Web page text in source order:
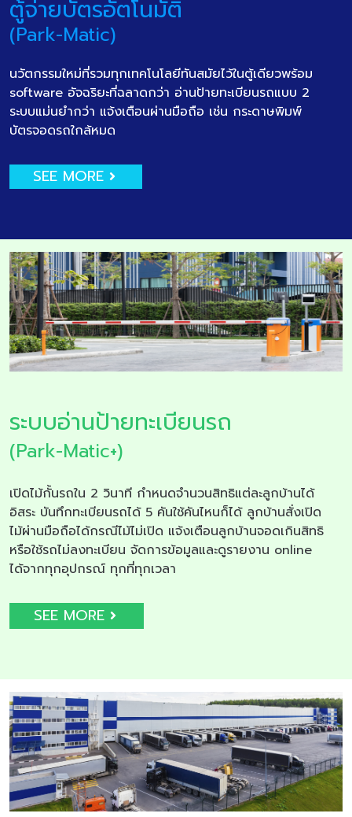
ตู้จ่ายบัตรอัตโนมัติ
(Park-Matic)
นวัตกรรมใหม่ที่รวมทุกเทคโนโลยีทันสมัยไว้ในตู้เดียวพร้อม
software อัจฉริยะที่ฉลาดกว่า อ่านป้ายทะเบียนรถแบบ 2
ระบบแม่นยำกว่า แจ้งเตือนผ่านมือถือ เช่น กระดาษพิมพ์
บัตรจอดรถใกล้หมด
SEE MORE
ระบบอ่านป้ายทะเบียนรถ
(Park-Matic+)
เปิดไม้กั้นรถใน 2 วินาที กำหนดจำนวนสิทธิแต่ละลูกบ้านได้
อิสระ บันทึกทะเบียนรถได้ 5 คันใช้คันไหนก็ได้ ลูกบ้านสั่งเปิด
ไม้ผ่านมือถือได้กรณีไม้ไม่เปิด แจ้งเตือนลูกบ้านจอดเกินสิทธิ
หรือใช้รถไม่ลงทะเบียน จัดการข้อมูลและดูรายงาน online
ได้จากทุกอุปกรณ์ ทุกที่ทุกเวลา
SEE MORE